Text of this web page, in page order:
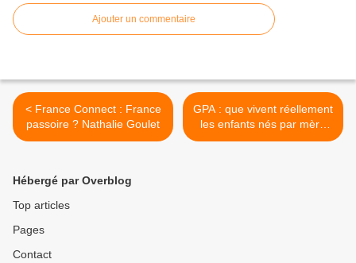
Ajouter un commentaire
< France Connect : France
passoire ? Nathalie Goulet
GPA : que vivent réellement
les enfants nés par mère
porteuse ? | Laurence
Hébergé par Overblog
Top articles
Pages
Contact